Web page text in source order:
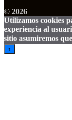
© 2026
Utilizamos cookies
experiencia al
sitio asumiremos
↑